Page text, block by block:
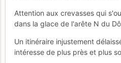
Attention aux crevasses qui
dans la glace de l'arête N du
Un itinéraire injustement
intéresse de plus près et plus